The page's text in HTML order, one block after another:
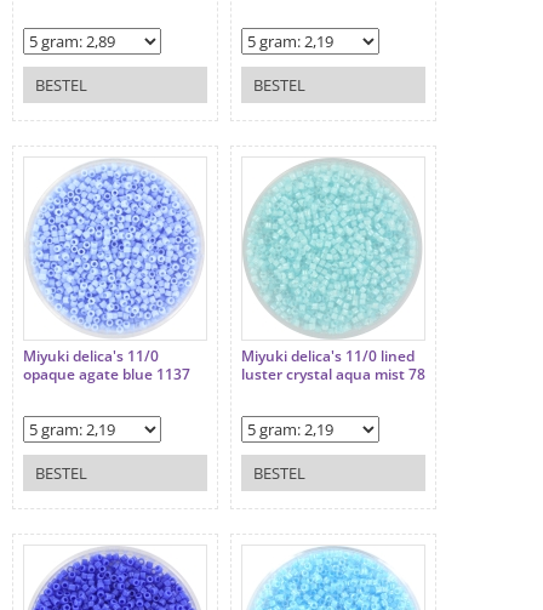
BESTEL BESTEL
Miyuki delica's 11/0
opaque agate blue 1137
BESTEL
Miyuki delica's 11/0 lined
luster crystal aqua mist 78
BESTEL